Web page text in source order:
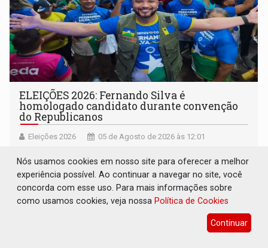
ELEIÇÕES 2026: Fernando Silva é
homologado candidato durante convenção
do Republicanos
Eleições 2026 05 de Agosto de 2026 às 12:01
marcaram presença no evento que oficializou sua
candidatura para as eleições de 2026
Nós usamos cookies em nosso site para oferecer a melhor
experiência possível. Ao continuar a navegar no site, você
concorda com esse uso. Para mais informações sobre
como usamos cookies, veja nossa Política de Cookies
Continuar